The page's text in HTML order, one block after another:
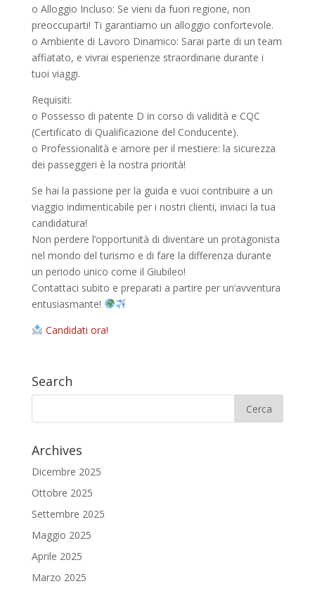
o Alloggio Incluso: Se vieni da fuori regione, non
preoccuparti! Ti garantiamo un alloggio confortevole.
o Ambiente di Lavoro Dinamico: Sarai parte di un team
affiatato, e vivrai esperienze straordinarie durante i
tuoi viaggi.
Requisiti:
o Possesso di patente D in corso di validità e CQC
(Certificato di Qualificazione del Conducente).
o Professionalità e amore per il mestiere: la sicurezza
dei passeggeri è la nostra priorità!
Se hai la passione per la guida e vuoi contribuire a un
viaggio indimenticabile per i nostri clienti, inviaci la tua
candidatura!
Non perdere l’opportunità di diventare un protagonista
nel mondo del turismo e di fare la differenza durante
un periodo unico come il Giubileo!
Contattaci subito e preparati a partire per un’avventura
entusiasmante!
Candidati ora!
Search
Archives
Dicembre 2025
Ottobre 2025
Settembre 2025
Maggio 2025
Aprile 2025
Marzo 2025